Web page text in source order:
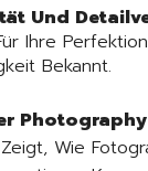
Und
Ihre
Bekannt.
Photography
Wie